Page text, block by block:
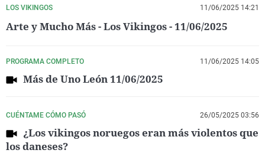
LOS VIKINGOS 11/06/2025 14:21
Arte y Mucho Más - Los Vikingos - 11/06/2025
PROGRAMA COMPLETO 11/06/2025 14:05
Más de Uno León 11/06/2025
CUÉNTAME CÓMO PASÓ 26/05/2025 03:56
¿Los vikingos noruegos eran más violentos que
los daneses?